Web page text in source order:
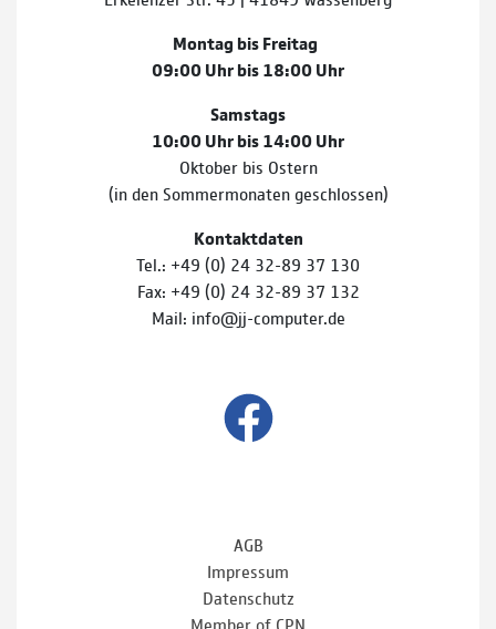
Montag bis Freitag
09:00 Uhr bis 18:00 Uhr
Samstags
10:00 Uhr bis 14:00 Uhr
Oktober bis Ostern
(in den Sommermonaten geschlossen)
Kontaktdaten
Tel.: +49 (0) 24 32-89 37 130
Fax: +49 (0) 24 32-89 37 132
Mail: info@jj-computer.de
AGB
Impressum
Datenschutz
Member of CPN